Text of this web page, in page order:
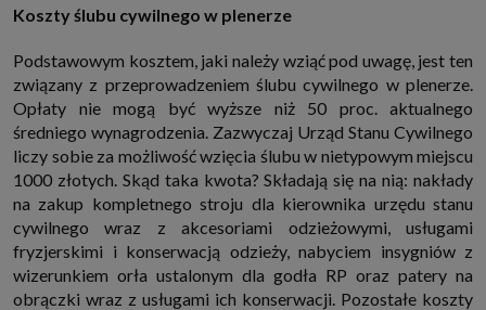
Koszty ślubu cywilnego w plenerze
Podstawowym kosztem, jaki należy wziąć pod uwagę, jest ten
związany z przeprowadzeniem ślubu cywilnego w plenerze.
Opłaty nie mogą być wyższe niż 50 proc. aktualnego
średniego wynagrodzenia. Zazwyczaj Urząd Stanu Cywilnego
liczy sobie za możliwość wzięcia ślubu w nietypowym miejscu
1000 złotych. Skąd taka kwota? Składają się na nią: nakłady
na zakup kompletnego stroju dla kierownika urzędu stanu
cywilnego wraz z akcesoriami odzieżowymi, usługami
fryzjerskimi i konserwacją odzieży, nabyciem insygniów z
wizerunkiem orła ustalonym dla godła RP oraz patery na
obrączki wraz z usługami ich konserwacji. Pozostałe koszty